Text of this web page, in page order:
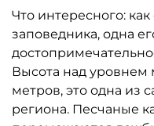
Что интересного:
заповедника, одна
Высота над
метров, это одна из
региона. Песчаные